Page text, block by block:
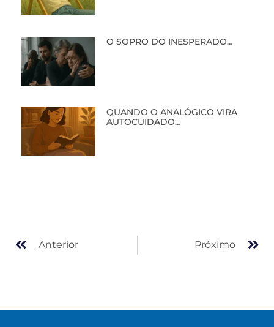
O SOPRO DO INESPERADO…
QUANDO O ANALÓGICO VIRA
AUTOCUIDADO…
Anterior Próximo